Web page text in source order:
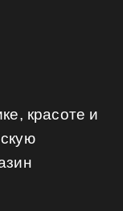
красоте и